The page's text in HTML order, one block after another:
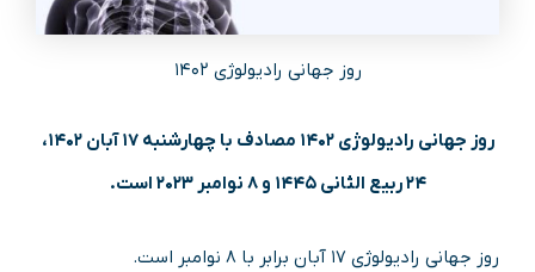
روز جهانی رادیولوژی ۱۴۰۲
روز جهانی رادیولوژی ۱۴۰۲ مصادف با چهارشنبه ۱۷ آبان ۱۴۰۲،
۲۴ ربیع الثانی ۱۴۴۵ و ۸ نوامبر ۲۰۲۳ است.
روز جهانی رادیولوژی ۱۷ آبان برابر با ۸ نوامبر است.